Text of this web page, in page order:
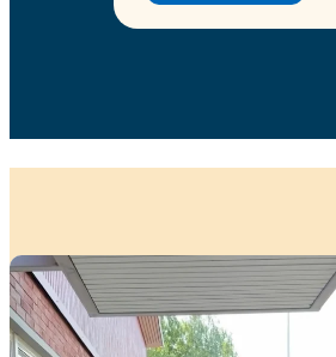
Kiitokset viime viikon peltopäivillemme ...
35